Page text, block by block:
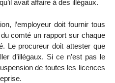
avait affaire à des illégaux.
l’employeur doit fournir tous
comté un rapport sur chaque
Le procureur doit attester que
d’illégaux. Si ce n’est pas le
de toutes les licences